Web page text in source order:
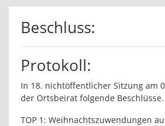
Beschluss:
Protokoll:
In 18. nichtöffentlicher Sitzung am
der Ortsbeirat folgende Beschlüsse.
TOP 1: Weihnachtszuwendungen